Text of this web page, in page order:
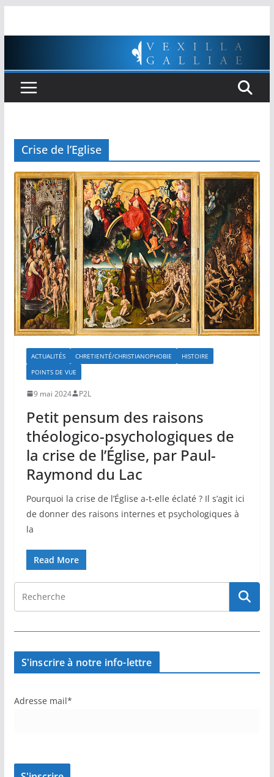
Crise de l’Eglise
ACTUALITÉS CHRETIENTÉ/CHRISTIANOPHOBIE
HISTOIRE
POINTS DE VUE
9 mai 2024 P2L
Petit pensum des raisons
théologico-psychologiques de
la crise de l’Église, par Paul-
Raymond du Lac
Pourquoi la crise de l’Église a-t-elle éclaté ? Il s’agit ici
de donner des raisons internes et psychologiques à
la
Read More
S'inscrire à notre info-lettre
Adresse mail*